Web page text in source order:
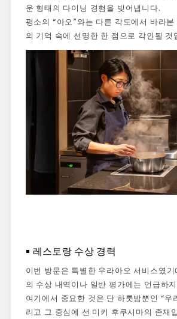
운 형태의 다이닝 경험을 빚어냅니다.
평소의 “아오”와는 다른 각도에서 바라
의 기억 속에 선명한 한 점으로 각인될 것
레스토랑 수상 경력
이번 방문은 특별한 우라아오 서비스였
의 수상 내역이나 일반 평가에는 언급하
여기에서 중요한 것은 단 하룻밤뿐인 “우
리고 그 중심에 선 미키 후쿠시마의 존재